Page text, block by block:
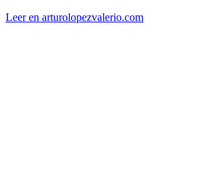
Leer en arturolopezvalerio.com